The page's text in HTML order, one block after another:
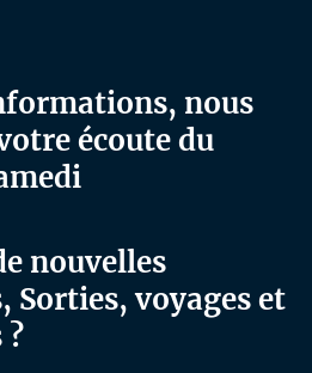
nous
écoute du
nouvelles
Sorties, voyages et